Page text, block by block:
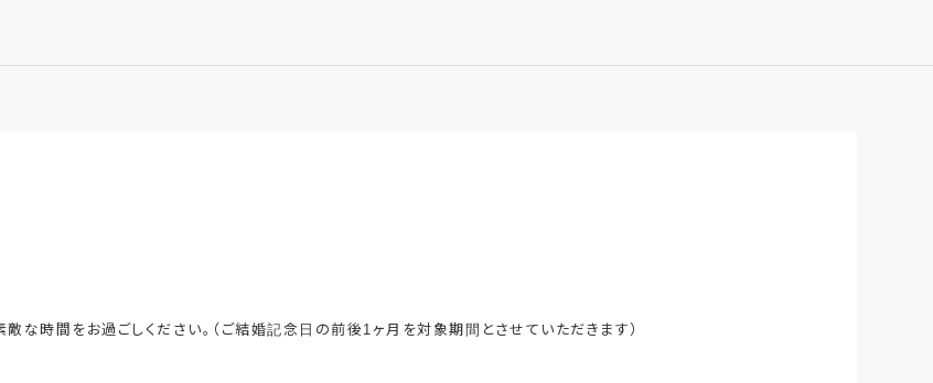
な時間をお過ごしください。（ご結婚記念日の前後1ヶ月を対象期間とさせていただきます）